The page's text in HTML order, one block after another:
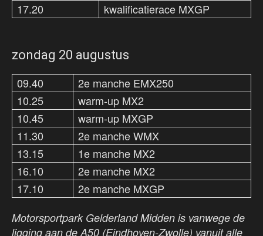
17.20
kwalificatierace MXGP
zondag 20 augustus
09.40
2e manche EMX250
10.25
warm-up MX2
10.45
warm-up MXGP
11.30
2e manche WMX
13.15
1e manche MX2
16.10
2e manche MX2
17.10
2e manche MXGP
Motorsportpark Gelderland Midden is vanwege de
ligging aan de A50 (Eindhoven-Zwolle) vanuit alle